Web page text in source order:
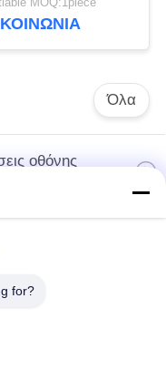
ψηφιακή
MOQ:1piece
Όλα
οθόνης
for?